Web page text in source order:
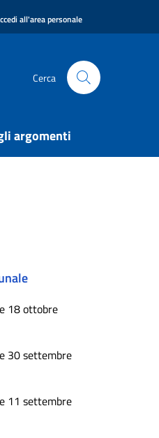
all'area personale
Cerca
argomenti
18 ottobre
30 settembre
11 settembre